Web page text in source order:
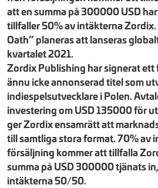
att en summa på 300000 USD
tillfaller 50% av intäkterna Zordix.
Oath” planeras att lanseras
kvartalet 2021.
Zordix Publishing har signerat ett
ännu icke annonserad titel som
indiespelsutvecklare i Polen.
investering om USD 135000 för
ger Zordix ensamrätt att
till samtliga stora format. 70% av
försäljning kommer att tillfalla
summa på USD 300000 tjänats
intäkterna 50/50.